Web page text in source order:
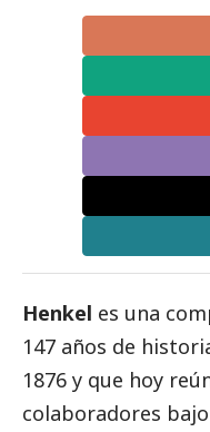
Henkel es una
147 años de
1876 y que hoy
colaboradores